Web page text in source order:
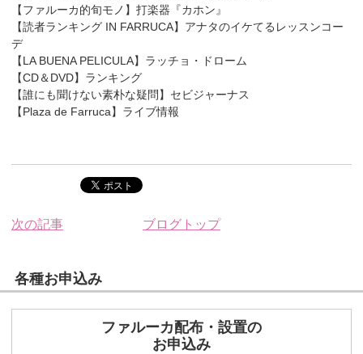
【ファルーカ的旬モノ】打楽器『カホン』
【読者ランキング IN FARRUCA】アナタのイケてるレッスンコー
デ
【LA BUENA PELICULA】ラッチョ・ドローム
【CD＆DVD】ランキング
【誰にも聞けない素朴な疑問】セビジャーナス
【Plaza de Farruca】ライブ情報
次の記事 ブログトップ
各種お申込み
ファルーカ配布・設置の
お申込み